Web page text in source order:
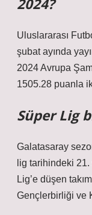
2024?
Uluslararası
şubat ayında
2024 Avrupa
1505.28 puanla
Süper Lig
Galatasaray
lig tarihindeki
Lig’e düşen
Gençlerbirliği ve